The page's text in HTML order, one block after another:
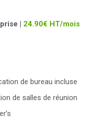
| 24.90€ HT/mois
de bureau incluse
de salles de réunion